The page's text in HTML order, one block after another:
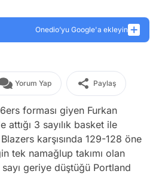
Onedio’yu Google'a ekleyin
Yorum Yap Paylaş
forması giyen Furkan
3 sayılık basket ile
karşısında 129-128 öne
tek namağlup takımı olan
geriye düştüğü Portland